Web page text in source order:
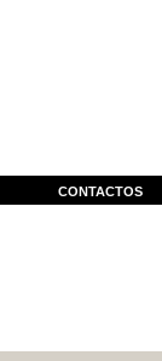
CONTACTOS